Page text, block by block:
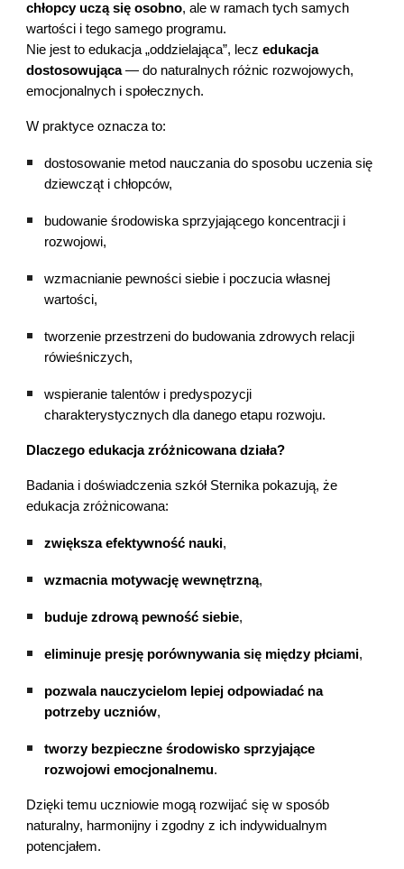
chłopcy uczą się osobno, ale w ramach tych samych
wartości i tego samego programu.
Nie jest to edukacja „oddzielająca”, leczedukacja
dostosowująca— do naturalnych różnic rozwojowych,
emocjonalnych i społecznych.
W praktyce oznacza to:
dostosowanie metod nauczania do sposobu uczenia się
dziewcząt i chłopców,
budowanie środowiska sprzyjającego koncentracji i
rozwojowi,
wzmacnianie pewności siebie i poczucia własnej
wartości,
tworzenie przestrzeni do budowania zdrowych relacji
rówieśniczych,
wspieranie talentów i predyspozycji
charakterystycznych dla danego etapu rozwoju.
Dlaczego edukacja zróżnicowana działa?
Badania i doświadczenia szkół Sternika pokazują, że
edukacja zróżnicowana:
zwiększa efektywność nauki,
wzmacnia motywację wewnętrzną,
buduje zdrową pewność siebie,
eliminuje presję porównywania się między płciami,
pozwala nauczycielom lepiej odpowiadać na
potrzeby uczniów,
tworzy bezpieczne środowisko sprzyjające
rozwojowi emocjonalnemu.
Dzięki temu uczniowie mogą rozwijać się w sposób
naturalny, harmonijny i zgodny z ich indywidualnym
potencjałem.